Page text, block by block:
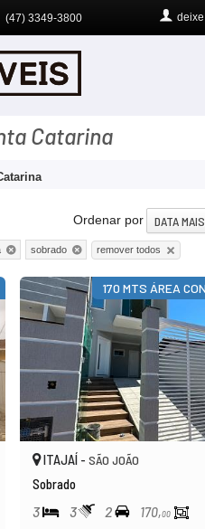
(47) 3349-3800
Catarina
Ordenar por DATA
sobrado remover todos
170 MTS ÁREA
ITAJAÍ - SÃO JOÃO
Sobrado
3 3 2 170,00